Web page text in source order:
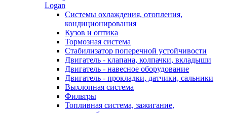
Logan
Системы охлаждения, отопления,
кондиционирования
Кузов и оптика
Тормозная система
Стабилизатор поперечной устойчивости
Двигатель - клапана, колпачки, вкладыши
Двигатель - навесное оборудование
Двигатель - прокладки, датчики, сальники
Выхлопная система
Фильтры
Топливная система, зажигание,